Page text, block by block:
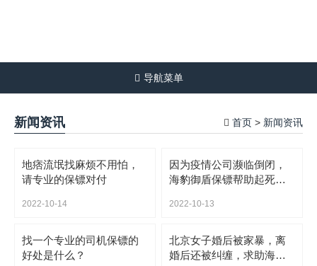
导航菜单
首页 > 新闻资讯
新闻资讯
地痞流氓找麻烦不用怕，
请专业的保镖对付
2022-10-14
因为疫情公司濒临倒闭，
海豹御盾保镖帮助起死回
2022-10-13
找一个专业的司机保镖的
好处是什么？
北京女子婚后被家暴，离
婚后还被纠缠，求助海豹